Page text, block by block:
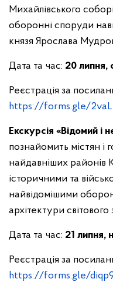
Михайлівського
оборонні споруди
князя Ярослава
Дата та час: 20 липня,
Реєстрація за
https://forms.gle/
Екскурсія «Відомий і
познайомить містян і
найдавніших районів
історичними та
найвідомішими
архітектури світового
Дата та час: 21 липня,
Реєстрація за
https://forms.gle/